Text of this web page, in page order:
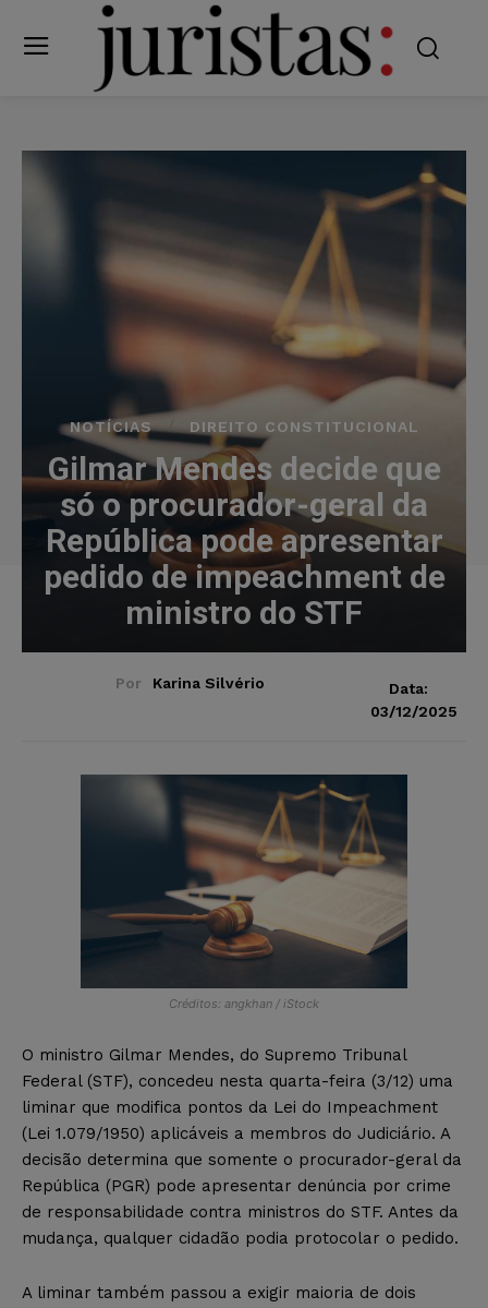
NOTÍCIAS DIREITO CONSTITUCIONAL
Gilmar Mendes decide que
só o procurador-geral da
República pode apresentar
pedido de impeachment de
ministro do STF
Por Karina Silvério
Data:
03/12/2025
Créditos: angkhan / iStock
O ministro Gilmar Mendes, do Supremo Tribunal
Federal (STF), concedeu nesta quarta-feira (3/12) uma
liminar que modifica pontos da Lei do Impeachment
(Lei 1.079/1950) aplicáveis a membros do Judiciário. A
decisão determina que somente o procurador-geral da
República (PGR) pode apresentar denúncia por crime
de responsabilidade contra ministros do STF. Antes da
mudança, qualquer cidadão podia protocolar o pedido.
A liminar também passou a exigir maioria de dois